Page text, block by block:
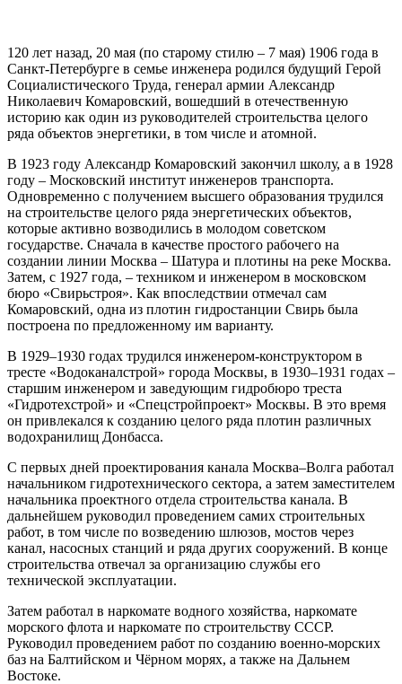
120 лет назад, 20 мая (по старому стилю – 7 мая) 1906 года в
Санкт-Петербурге в семье инженера родился будущий Герой
Социалистического Труда, генерал армии Александр
Николаевич Комаровский, вошедший в отечественную
историю как один из руководителей строительства целого
ряда объектов энергетики, в том числе и атомной.
В 1923 году Александр Комаровский закончил школу, а в 1928
году – Московский институт инженеров транспорта.
Одновременно с получением высшего образования трудился
на строительстве целого ряда энергетических объектов,
которые активно возводились в молодом советском
государстве. Сначала в качестве простого рабочего на
создании линии Москва – Шатура и плотины на реке Москва.
Затем, с 1927 года, – техником и инженером в московском
бюро «Свирьстроя». Как впоследствии отмечал сам
Комаровский, одна из плотин гидростанции Свирь была
построена по предложенному им варианту.
В 1929–1930 годах трудился инженером-конструктором в
тресте «Водоканалстрой» города Москвы, в 1930–1931 годах –
старшим инженером и заведующим гидробюро треста
«Гидротехстрой» и «Спецстройпроект» Москвы. В это время
он привлекался к созданию целого ряда плотин различных
водохранилищ Донбасса.
С первых дней проектирования канала Москва–Волга работал
начальником гидротехнического сектора, а затем заместителем
начальника проектного отдела строительства канала. В
дальнейшем руководил проведением самих строительных
работ, в том числе по возведению шлюзов, мостов через
канал, насосных станций и ряда других сооружений. В конце
строительства отвечал за организацию службы его
технической эксплуатации.
Затем работал в наркомате водного хозяйства, наркомате
морского флота и наркомате по строительству СССР.
Руководил проведением работ по созданию военно-морских
баз на Балтийском и Чёрном морях, а также на Дальнем
Востоке.